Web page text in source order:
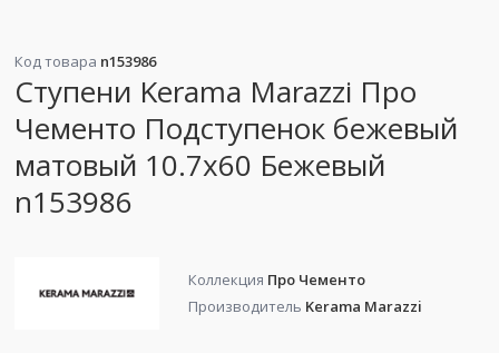
Код товара n153986
Ступени Kerama Marazzi Про
Чементо Подступенок бежевый
матовый 10.7x60 Бежевый
n153986
Коллекция Про Чементо
Производитель Kerama Marazzi